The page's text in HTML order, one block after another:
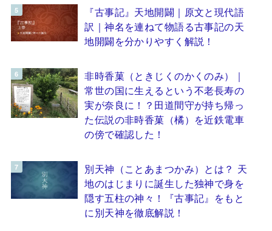
『古事記』天地開闢｜原文と現代語
訳｜神名を連ねて物語る古事記の天
地開闢を分かりやすく解説！
非時香菓（ときじくのかくのみ）｜
常世の国に生えるという不老長寿の
実が奈良に！？田道間守が持ち帰っ
た伝説の非時香菓（橘）を近鉄電車
の傍で確認した！
別天神（ことあまつかみ）とは？ 天
地のはじまりに誕生した独神で身を
隠す五柱の神々！『古事記』をもと
に別天神を徹底解説！